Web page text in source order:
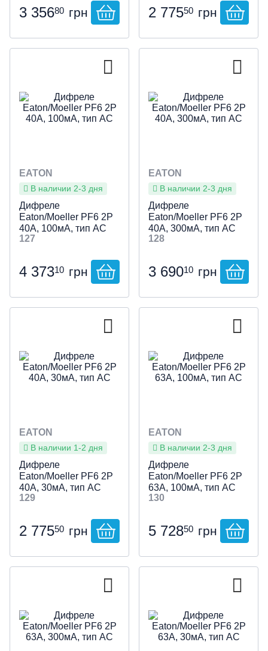
3 35680 грн 2 77550 грн
EATON
В наличии 2-3 дня
Дифреле
Eaton/Moeller PF6 2P
40А, 100мА, тип АС
127
4 37310 грн
EATON
В наличии 2-3 дня
Дифреле
Eaton/Moeller PF6 2P
40А, 300мА, тип АС
128
3 69010 грн
EATON
В наличии 1-2 дня
Дифреле
Eaton/Moeller PF6 2P
40А, 30мА, тип АС
129
2 77550 грн
EATON
В наличии 2-3 дня
Дифреле
Eaton/Moeller PF6 2P
63А, 100мА, тип АС
130
5 72850 грн